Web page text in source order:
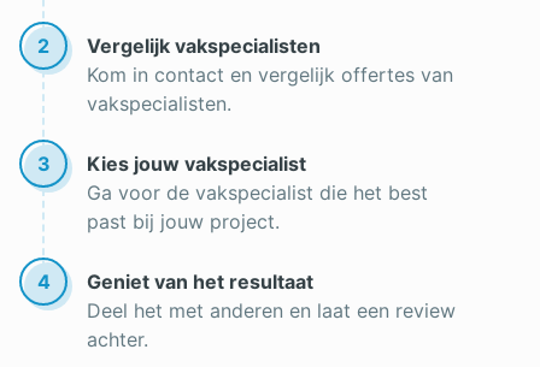
Dakleer reparatie
Vloeibare dakbedekking
Dakdekker
Dakleer branden
Zinken dak
Bitumen dakbedekking
Dakleer verwijderen
2
Vergelijk vakspecialisten
Kom in contact en vergelijk offertes van
vakspecialisten.
3
Kies jouw vakspecialist
Ga voor de vakspecialist die het best
past bij jouw project.
4
Geniet van het resultaat
Deel het met anderen en laat een review
achter.